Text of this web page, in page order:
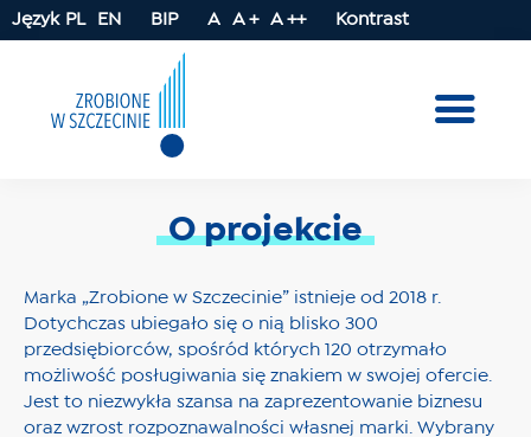
Język PL EN BIP A A + A ++ Kontrast
O projekcie
Marka „Zrobione w Szczecinie” istnieje od 2018 r.
Dotychczas ubiegało się o nią blisko 300
przedsiębiorców, spośród których 120 otrzymało
możliwość posługiwania się znakiem w swojej ofercie.
Jest to niezwykła szansa na zaprezentowanie biznesu
oraz wzrost rozpoznawalności własnej marki. Wybrany